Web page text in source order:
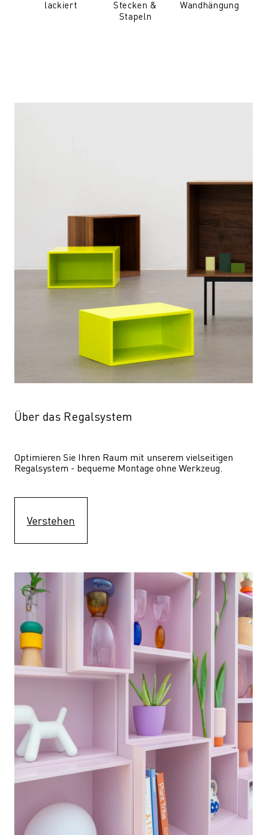
lackiert
Stecken &
Stapeln
Wandhängung
Über das Regalsystem
Optimieren Sie Ihren Raum mit unserem vielseitigen
Regalsystem - bequeme Montage ohne Werkzeug.
Verstehen